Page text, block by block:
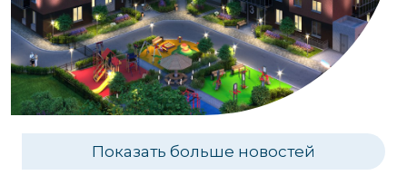
Показать больше новостей